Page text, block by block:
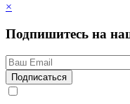
×
Подпишитесь на